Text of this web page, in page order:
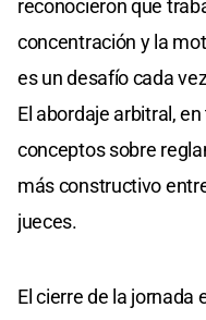
reconocieron que
concentración y la
es un desafío cada
El abordaje arbitral,
conceptos sobre
más constructivo
jueces.
El cierre de la jornada